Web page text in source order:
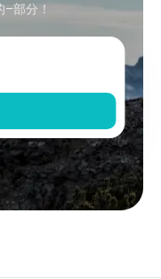
部分！